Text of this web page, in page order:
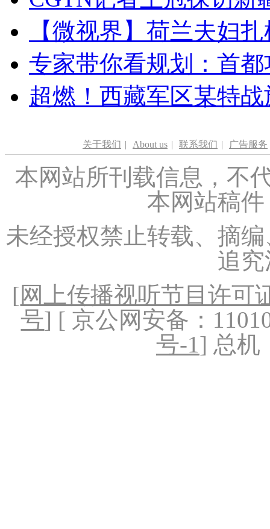
【微视界】荷兰夫妇
专家带你看规划：首
超燃！西藏军区某特
关于我们 | About us | 联系我们 | 广告服务
本网站所刊载信息，不
本网站稿
未经授权禁止转载、摘
追
[网上传播视听节目许可
号] [ 京公网安备：
号-1] 总机